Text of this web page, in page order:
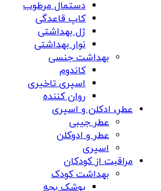
دستمال مرطوب
کاپ قاعدگی
ژل بهداشتی
نوار بهداشتی
بهداشت جنسی
کاندوم
اسپری تاخیری
روان کننده
عطر، ادکلن و اسپری
عطر جیبی
عطر و ادوکلن
اسپری
مراقبت از کودکان
بهداشت کودک
پوشک بچه